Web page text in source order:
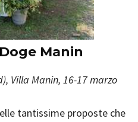
Manin
Villa Manin, 16-17 marzo
tantissime proposte che